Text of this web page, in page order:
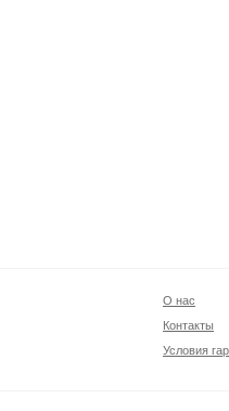
О нас
Контакты
Условия